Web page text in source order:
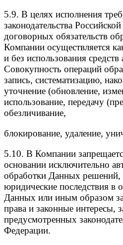
5.9. В целях исполнения
законодательства
договорных обязательств
Компании осуществляется
и без использования средств
Совокупность операций
запись, систематизацию,
уточнение (обновление,
использование, передачу
обезличивание,
блокирование, удаление,
5.10. В Компании
основании исключительно
обработки Данных
юридические последствия в
Данных или иным образом
права и законные интересы,
предусмотренных
Федерации.